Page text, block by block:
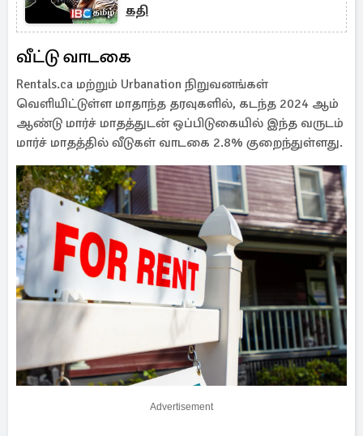
கதி
வீட்டு வாடகை
Rentals.ca மற்றும் Urbanation நிறுவனங்கள்
வெளியிட்டுள்ள மாதாந்த தரவுகளில், கடந்த 2024 ஆம்
ஆண்டு மார்ச் மாதத்துடன் ஒப்பிடுகையில் இந்த வருடம்
மார்ச் மாதத்தில் வீடுகள் வாடகை 2.8% குறைந்துள்ளது.
Advertisement